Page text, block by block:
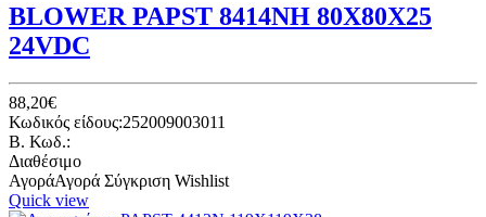
BLOWER PAPST 8414ΝΗ 80Χ80Χ25
24VDC
88,20€
Κωδικός είδους:252009003011
B. Κωδ.:
Διαθέσιμο
ΑγοράΑγορά Σύγκριση Wishlist
Quick view